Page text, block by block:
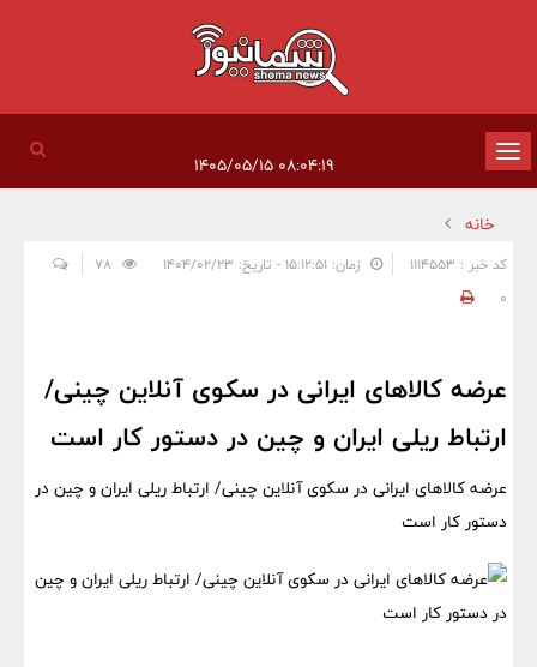
تغییر
وضعیت
ناوبری
۰۸:۰۴:۱۹ ۱۴۰۵/۰۵/۱۵
خانه
کد خبر : 1114553 زمان: ۱۵:۱۲:۵۱ - تاریخ: ۱۴۰۴/۰۲/۲۳
0
عرضه کالاهای ایرانی در سکوی آنلاین چینی/
ارتباط ریلی ایران و چین در دستور کار است
عرضه کالاهای ایرانی در سکوی آنلاین چینی/ ارتباط ریلی ایران و چین در
دستور کار است